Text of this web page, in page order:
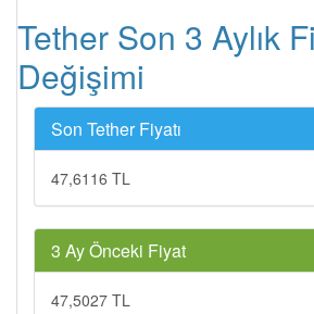
Tether Son 3 Aylık
Değişimi
Son Tether Fiyatı
47,6116 TL
3 Ay Önceki Fiyat
47,5027 TL